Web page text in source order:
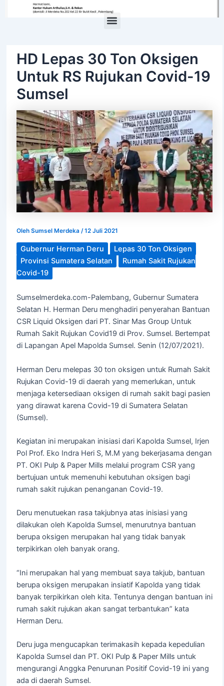
HD Lepas 30 Ton Oksigen
Untuk RS Rujukan Covid-19
Sumsel
Oleh Sumsel Merdeka /12 Juli 2021
Gubernur Herman Deru
Lepas 30 Ton Oksigen
Provinsi Sumatera Selatan
Rumah Sakit Rujukan
Covid-19
Sumselmerdeka.com-Palembang, Gubernur Sumatera
Selatan H. Herman Deru menghadiri penyerahan Bantuan
CSR Liquid Oksigen dari PT. Sinar Mas Group Untuk
Rumah Sakit Rujukan Covid19 di Prov. Sumsel. Bertempat
di Lapangan Apel Mapolda Sumsel. Senin (12/07/2021).
Herman Deru melepas 30 ton oksigen untuk Rumah Sakit
Rujukan Covid-19 di daerah yang memerlukan, untuk
menjaga ketersediaan oksigen di rumah sakit bagi pasien
yang dirawat karena Covid-19 di Sumatera Selatan
(Sumsel).
Kegiatan ini merupakan inisiasi dari Kapolda Sumsel, Irjen
Pol Prof. Eko Indra Heri S, M.M yang bekerjasama dengan
PT. OKI Pulp & Paper Mills melalui program CSR yang
bertujuan untuk memenuhi kebutuhan oksigen bagi
rumah sakit rujukan penanganan Covid-19.
Deru menutuekan rasa takjubnya atas inisiasi yang
dilakukan oleh Kapolda Sumsel, menurutnya bantuan
berupa oksigen merupakan hal yang tidak banyak
terpikirkan oleh banyak orang.
“Ini merupakan hal yang membuat saya takjub, bantuan
berupa oksigen merupakan insiatif Kapolda yang tidak
banyak terpikirkan oleh kita. Tentunya dengan bantuan ini
rumah sakit rujukan akan sangat terbantukan” kata
Herman Deru.
Deru juga mengucapkan terimakasih kepada kepedulian
Kapolda Sumsel dan PT. OKI Pulp & Paper Mills untuk
mengurangi Anggka Penurunan Positif Covid-19 ini yang
ada di daerah Sumsel.